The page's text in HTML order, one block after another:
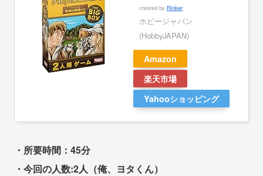
created by Rinker
ホビージャパン
(HobbyJAPAN)
Amazon
楽天市場
Yahooショッピング
・所要時間：45分
・今回の人数:2人（俺、ヨタくん）